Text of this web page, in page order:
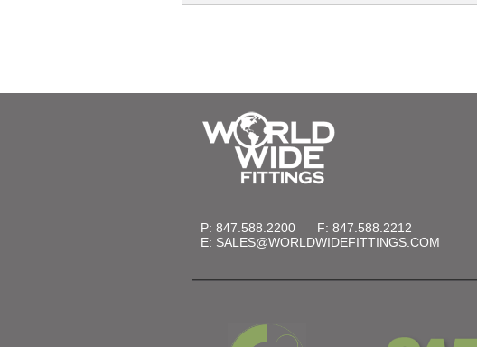
P: 847.588.2200
F: 847.588.2212
E: SALES@WORLDWIDEFITTINGS.COM